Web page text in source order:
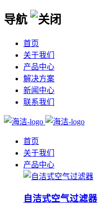
导航
首页
关于我们
产品中心
解决方案
新闻中心
联系我们
首页
关于我们
产品中心
自洁式空气过滤器